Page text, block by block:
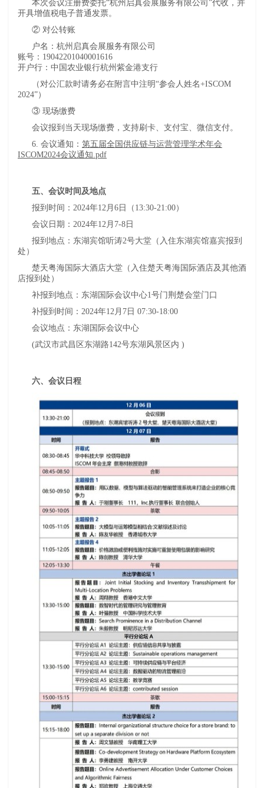
本次会议注册费委托“杭州启真会展服务有限公司”代收，并
开具增值税电子普通发票。
② 对公转账
户名：杭州启真会展服务有限公司
账号：19042201040001616
开户行：中国农业银行杭州紫金港支行
（对公汇款时请务必在附言中注明“参会人姓名+ISCOM
2024”）
③ 现场缴费
会议报到当天现场缴费，支持刷卡、支付宝、微信支付。
6. 会议通知： 第五届全国供应链与运营管理学术年会
ISCOM2024会议通知.pdf
五、会议时间及地点
报到时间：2024年12月6日（13:30-21:00）
会议日期：2024年12月7-8日
报到地点：东湖宾馆听涛2号大堂（入住东湖宾馆嘉宾报到
处）
楚天粤海国际大酒店大堂（入住楚天粤海国际酒店及其他酒
店报到处）
补报到地点：东湖国际会议中心1号门荆楚会堂门口
补报到时间：2024年12月7日 07:30-18:00
会议地点：东湖国际会议中心
(武汉市武昌区东湖路142号东湖风景区内 )
六、会议日程